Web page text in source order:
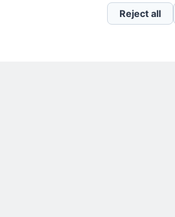
Newsletter LinkedinReject all